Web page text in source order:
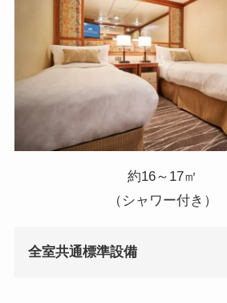
約16～17㎡
（シャワー付き）
全室共通標準設備